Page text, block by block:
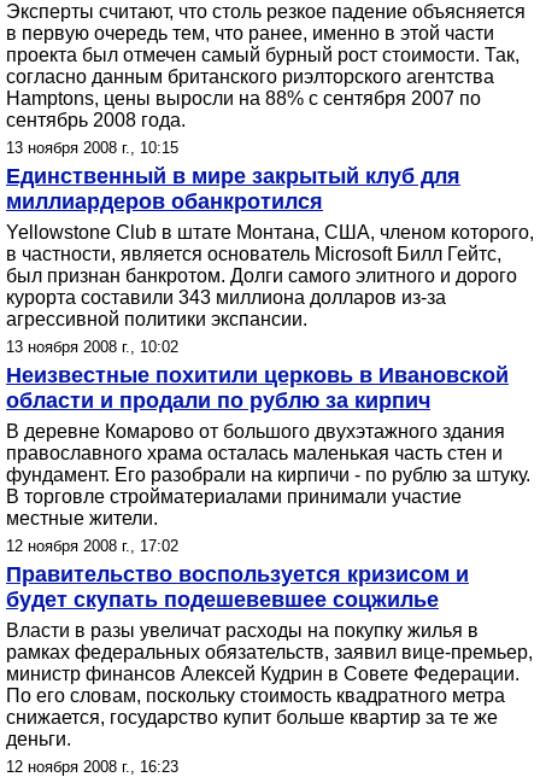
Эксперты считают, что столь резкое падение объясняется
в первую очередь тем, что ранее, именно в этой части
проекта был отмечен самый бурный рост стоимости. Так,
согласно данным британского риэлторского агентства
Hamptons, цены выросли на 88% с сентября 2007 по
сентябрь 2008 года.
13 ноября 2008 г., 10:15
Единственный в мире закрытый клуб для
миллиардеров обанкротился
Yellowstone Club в штате Монтана, США, членом которого,
в частности, является основатель Microsoft Билл Гейтс,
был признан банкротом. Долги самого элитного и дорого
курорта составили 343 миллиона долларов из-за
агрессивной политики экспансии.
13 ноября 2008 г., 10:02
Неизвестные похитили церковь в Ивановской
области и продали по рублю за кирпич
В деревне Комарово от большого двухэтажного здания
православного храма осталась маленькая часть стен и
фундамент. Его разобрали на кирпичи - по рублю за штуку.
В торговле стройматериалами принимали участие
местные жители.
12 ноября 2008 г., 17:02
Правительство воспользуется кризисом и
будет скупать подешевевшее соцжилье
Власти в разы увеличат расходы на покупку жилья в
рамках федеральных обязательств, заявил вице-премьер,
министр финансов Алексей Кудрин в Совете Федерации.
По его словам, поскольку стоимость квадратного метра
снижается, государство купит больше квартир за те же
деньги.
12 ноября 2008 г., 16:23